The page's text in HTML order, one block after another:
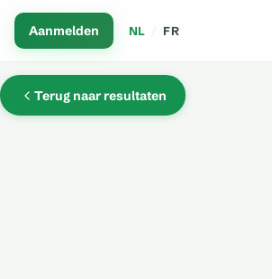
Aanmelden NL FR
Terug naar resultaten